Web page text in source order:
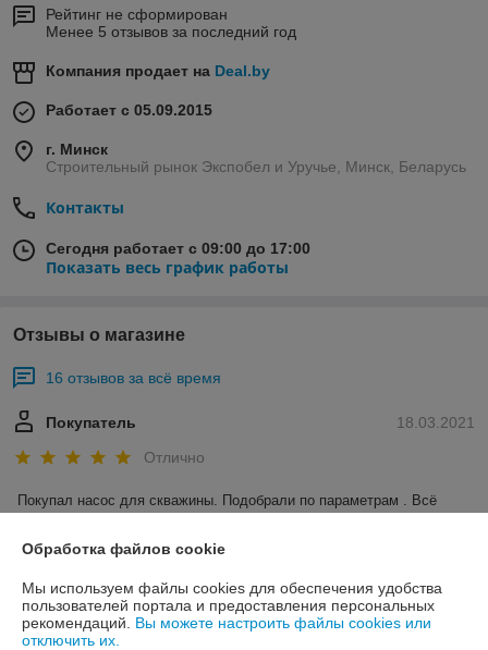
Рейтинг не сформирован
Менее 5 отзывов за последний год
Компания продает на Deal.by
Работает с 05.09.2015
г. Минск
Строительный рынок Экспобел и Уручье, Минск, Беларусь
Контакты
Сегодня работает с 09:00 до 17:00
Показать весь график работы
Отзывы о магазине
16 отзывов за всё время
18.03.2021
Покупатель
Отлично
Покупал насос для скважины. Подобрали по параметрам . Всё
07.03.2021
Отлично
Обработка файлов cookie
Мы используем файлы cookies для обеспечения удобства
пользователей портала и предоставления персональных
рекомендаций. Вы можете настроить файлы cookies или
отключить их.